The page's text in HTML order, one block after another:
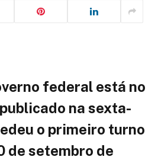
federal está no
na sexta-
o primeiro turno
de setembro de